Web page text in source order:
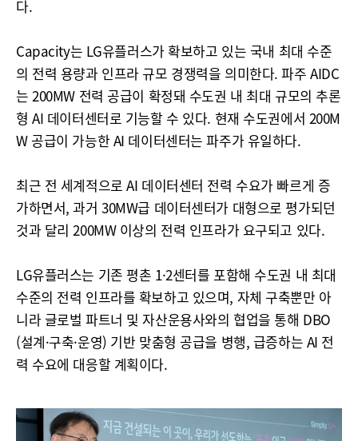
다.
Capacity는 LG유플러스가 확보하고 있는 국내 최대 수준
의 전력 용량과 인프라 규모 경쟁력을 의미한다. 파주 AIDC
는 200MW 전력 공급이 확정돼 수도권 내 최대 규모의 추론
형 AI 데이터센터로 기능할 수 있다. 현재 수도권에서 200M
W 공급이 가능한 AI 데이터센터는 파주가 유일하다.
최근 전 세계적으로 AI 데이터센터 전력 수요가 빠르게 증
가하면서, 과거 30MW급 데이터센터가 대형으로 평가되던
것과 달리 200MW 이상의 전력 인프라가 요구되고 있다.
LG유플러스는 기존 평촌 1·2센터를 포함해 수도권 내 최대
수준의 전력 인프라를 확보하고 있으며, 자체 구축뿐만 아
니라 글로벌 파트너 및 자산운용사와의 협업을 통해 DBO
(설계·구축·운영) 기반 맞춤형 공급을 병행, 급증하는 AI 전
력 수요에 대응할 계획이다.